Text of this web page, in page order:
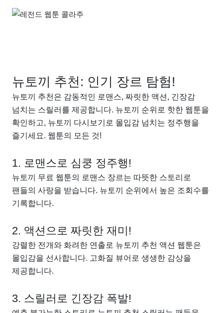
뉴토끼 추천: 인기 장르 탐험!
뉴토끼 추천은 감동적인 로맨스, 짜릿한 액션, 긴장감
넘치는 스릴러를 제공합니다. 뉴토끼 순위로 핫한 웹툰을
확인하고, 뉴토끼 다시보기로 몰입감 넘치는 정주행을
즐기세요. 웹툰의 모든 것!
1. 로맨스로 심쿵 정주행!
뉴토끼 무료 웹툰의 로맨스 장르는 따뜻한 스토리로
팬들의 사랑을 받습니다. 뉴토끼 순위에서 높은 조회수를
기록합니다.
2. 액션으로 짜릿한 재미!
강렬한 전개와 화려한 연출로 뉴토끼 추천 액션 웹툰은
몰입감을 선사합니다. 고화질 뷰어로 생생한 감상을
제공합니다.
3. 스릴러로 긴장감 폭발!